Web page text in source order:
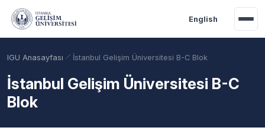
Ana içeriğe geç
English
IGU Anasayfası İstanbul Gelişim Üniversitesi B-C Blok
İstanbul Gelişim Üniversitesi B-C
Blok